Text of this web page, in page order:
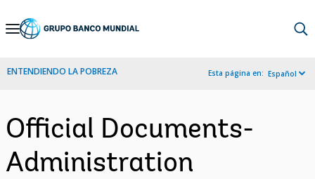
Skip
Navigation
ENTENDIENDO LA POBREZA Esta página en: Español
Official Documents-
Administration